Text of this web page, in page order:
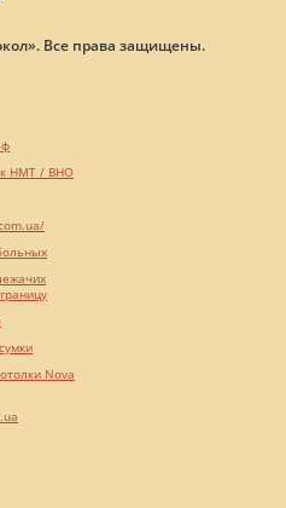
Все права защищены.
к НМТ / ВНО
Nova